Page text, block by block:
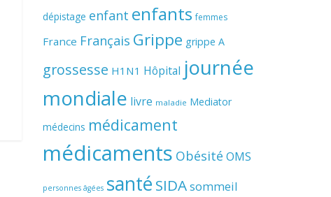
dépistage enfant enfants femmes
France Français Grippe grippe A
grossesse H1N1 Hôpital journée
mondiale livre maladie Mediator
médecins médicament
médicaments Obésité OMS
personnes âgées santé SIDAsommeil